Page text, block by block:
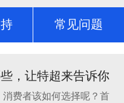
常见问题
，让特超来告诉你
费者该如何选择呢？首